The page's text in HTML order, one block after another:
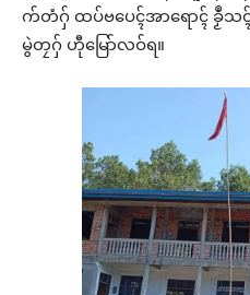
က်တံဂှ် ထပ်ဗပေၚ်အာရောၚ် ခၟဳသၚ်
မွဲတၠဂှ် ဟီုမြော်လဝ်ရ။